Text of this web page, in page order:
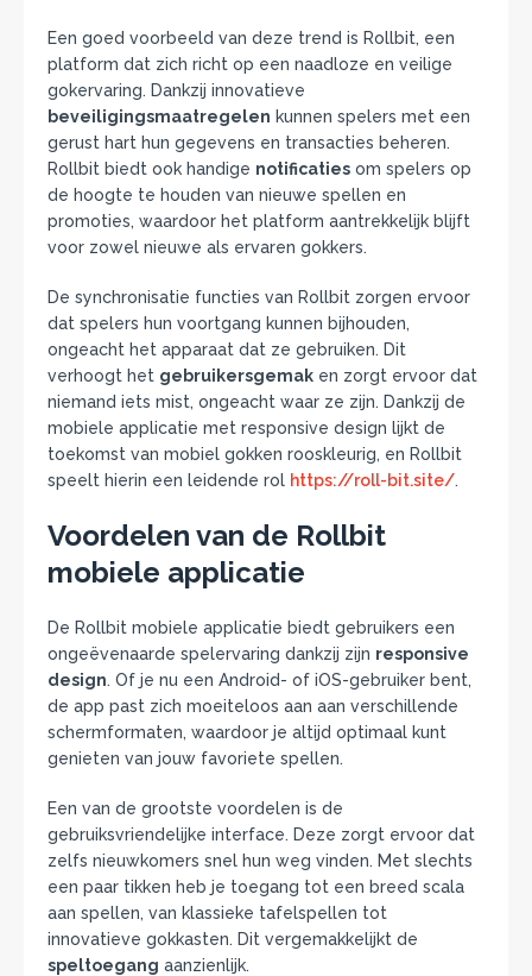
Een goed voorbeeld van deze trend is Rollbit, een
platform dat zich richt op een naadloze en veilige
gokervaring. Dankzij innovatieve
beveiligingsmaatregelen kunnen spelers met een
gerust hart hun gegevens en transacties beheren.
Rollbit biedt ook handige notificaties om spelers op
de hoogte te houden van nieuwe spellen en
promoties, waardoor het platform aantrekkelijk blijft
voor zowel nieuwe als ervaren gokkers.
De synchronisatie functies van Rollbit zorgen ervoor
dat spelers hun voortgang kunnen bijhouden,
ongeacht het apparaat dat ze gebruiken. Dit
verhoogt het gebruikersgemak en zorgt ervoor dat
niemand iets mist, ongeacht waar ze zijn. Dankzij de
mobiele applicatie met responsive design lijkt de
toekomst van mobiel gokken rooskleurig, en Rollbit
speelt hierin een leidende rol https://roll-bit.site/.
Voordelen van de Rollbit
mobiele applicatie
De Rollbit mobiele applicatie biedt gebruikers een
ongeëvenaarde spelervaring dankzij zijn responsive
design. Of je nu een Android- of iOS-gebruiker bent,
de app past zich moeiteloos aan aan verschillende
schermformaten, waardoor je altijd optimaal kunt
genieten van jouw favoriete spellen.
Een van de grootste voordelen is de
gebruiksvriendelijke interface. Deze zorgt ervoor dat
zelfs nieuwkomers snel hun weg vinden. Met slechts
een paar tikken heb je toegang tot een breed scala
aan spellen, van klassieke tafelspellen tot
innovatieve gokkasten. Dit vergemakkelijkt de
speltoegang aanzienlijk.